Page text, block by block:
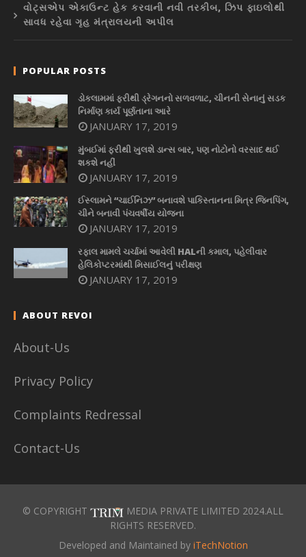
વોટ્સએપ એકાઉન્ટ હેક કરવાની નવી તરકીબ, ઝિપ ફાઇલોથી
સાવધ રહેવા ગૃહ મંત્રાલયની અપીલ
POPULAR POSTS
ડોકલામમાં ફરીથી ડ્રેગનનો સળવળાટ, ચીનની સેનાનું સડક
નિર્માણ કાર્ય પૂર્ણતાના આરે
JANUARY 17, 2019
મુંબઈમાં ફરીથી ખુલશે ડાન્સ બાર, પણ નોટોનો વરસાદ થઈ
શકશે નહીં
JANUARY 17, 2019
ઈસ્લામને “ચાઈનિઝ” બનાવશે પાકિસ્તાનના મિત્ર જિનપિંગ,
ચીને બનાવી પંચવર્ષીય યોજના
JANUARY 17, 2019
રફાલ મામલે ચર્ચામાં આવેલી HALની કમાલ, પહેલીવાર
હેલિકોપ્ટરમાંથી મિસાઈલનું પરીક્ષણ
JANUARY 17, 2019
ABOUT REVOI
About-Us
Privacy Policy
Complaints Redressal
Contact-Us
© COPYRIGHT
MEDIA PRIVATE LIMITED 2024.ALL
RIGHTS RESERVED.
Developed and Maintained by iTechNotion